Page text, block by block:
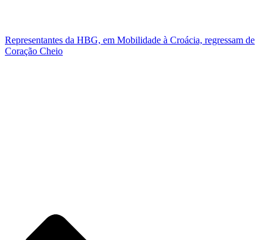
Representantes da HBG, em Mobilidade à Croácia, regressam de
Coração Cheio